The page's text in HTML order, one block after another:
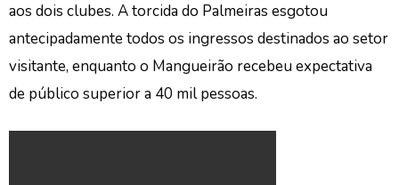
aos dois clubes. A torcida do Palmeiras esgotou
antecipadamente todos os ingressos destinados ao setor
visitante, enquanto o Mangueirão recebeu expectativa
de público superior a 40 mil pessoas.